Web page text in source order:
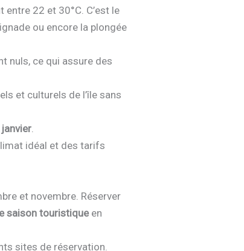
entre 22 et 30°C. C’est le
ou encore la plongée
nuls, ce qui assure des
et culturels de l’île sans
idéal et des tarifs
et novembre. Réserver
saison touristiqueen
sites de réservation.